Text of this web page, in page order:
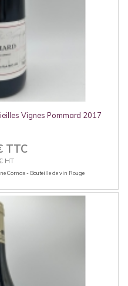
Vignes Pommard 2017
TTC
HT
Cornas - Bouteille de vin Rouge